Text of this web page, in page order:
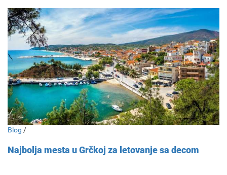
Blog /
Najbolja mesta u Grčkoj za letovanje sa decom